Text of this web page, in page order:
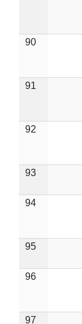
90
91
92
93
94
95
96
97